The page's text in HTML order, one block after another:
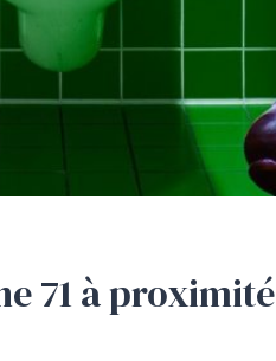
71 à proximité